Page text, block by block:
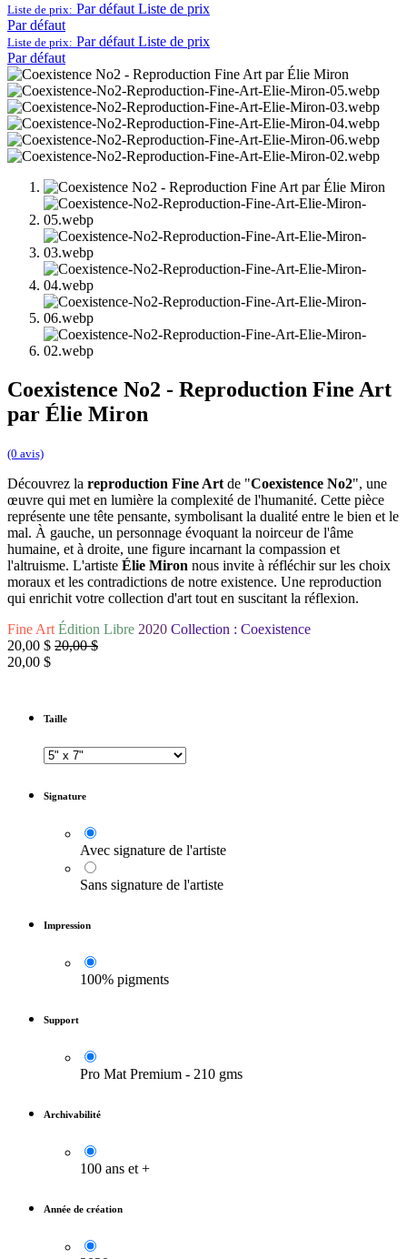
Liste de prix: Par défaut Liste de prix
Par défaut
Liste de prix: Par défaut Liste de prix
Par défaut
Coexistence No2 - Reproduction Fine Art
par Élie Miron
(0 avis)
Découvrez la reproduction Fine Art de "Coexistence No2", une
œuvre qui met en lumière la complexité de l'humanité. Cette pièce
représente une tête pensante, symbolisant la dualité entre le bien et le
mal. À gauche, un personnage évoquant la noirceur de l'âme
humaine, et à droite, une figure incarnant la compassion et
l'altruisme. L'artiste Élie Miron nous invite à réfléchir sur les choix
moraux et les contradictions de notre existence. Une reproduction
qui enrichit votre collection d'art tout en suscitant la réflexion.
Fine Art Édition Libre 2020 Collection : Coexistence
20,00 $ 20,00$
20,00 $
Taille
Signature
Avec signature de l'artiste
Sans signature de l'artiste
Impression
100% pigments
Support
Pro Mat Premium - 210 gms
Archivabilité
100 ans et +
Année de création